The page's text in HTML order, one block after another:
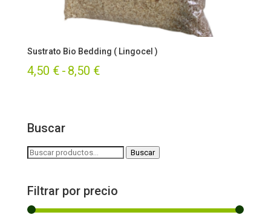
Sustrato Bio Bedding ( Lingocel )
4,50 € - 8,50 €Rango
4,50 €
8,50 €
Buscar
Buscar
Buscar
Filtrar por precio